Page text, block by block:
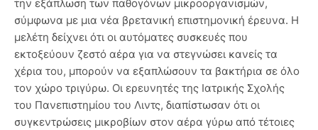
την εξάπλωση των παθογόνων μικροοργανισμών,
σύμφωνα με μια νέα βρετανική επιστημονική έρευνα. Η
μελέτη δείχνει ότι οι αυτόματες συσκευές που
εκτοξεύουν ζεστό αέρα για να στεγνώσει κανείς τα
χέρια του, μπορούν να εξαπλώσουν τα βακτήρια σε όλο
τον χώρο τριγύρω. Οι ερευνητές της Ιατρικής Σχολής
του Πανεπιστημίου του Λιντς, διαπίστωσαν ότι οι
συγκεντρώσεις μικροβίων στον αέρα γύρω από τέτοιες